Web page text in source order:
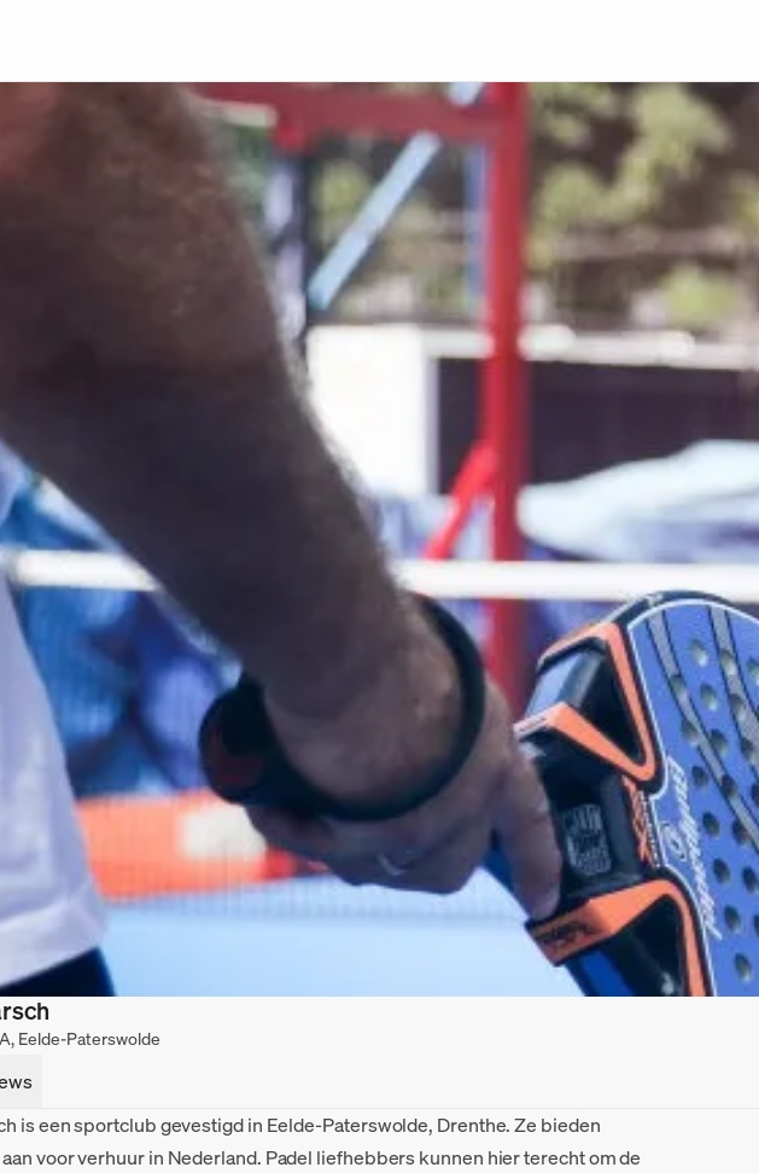
Eelde-Paterswolde
is een sportclub gevestigd in Eelde-Paterswolde, Drenthe. Ze bieden
voor verhuur in Nederland. Padel liefhebbers kunnen hier terecht om de